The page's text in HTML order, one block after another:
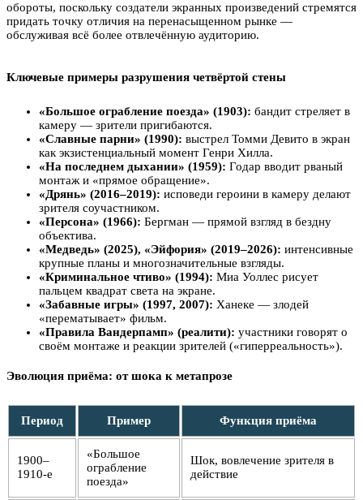
обороты, поскольку создатели экранных произведений стремятся
придать точку отличия на перенасыщенном рынке —
обслуживая всё более отвлечённую аудиторию.
Ключевые примеры разрушения четвёртой стены
«Большое ограбление поезда» (1903): бандит стреляет в
камеру — зрители пригибаются.
«Славные парни» (1990): выстрел Томми Девито в экран
как экзистенциальный момент Генри Хилла.
«На последнем дыхании» (1959): Годар вводит рваный
монтаж и «прямое обращение».
«Дрянь» (2016–2019): исповеди героини в камеру делают
зрителя соучастником.
«Персона» (1966): Бергман — прямой взгляд в бездну
объектива.
«Медведь» (2025), «Эйфория» (2019–2026): интенсивные
крупные планы и многозначительные взгляды.
«Криминальное чтиво» (1994): Миа Уоллес рисует
пальцем квадрат света на экране.
«Забавные игры» (1997, 2007): Ханеке — злодей
«перематывает» фильм.
«Правила Вандерпамп» (реалити): участники говорят о
своём монтаже и реакции зрителей («гиперреальность»).
Эволюция приёма: от шока к метапрозе
Период Пример Функция приёма
1900–
1910-е
«Большое
ограбление
поезда»
Шок, вовлечение зрителя в
действие